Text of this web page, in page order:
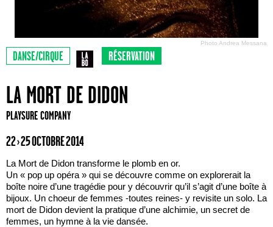
Photo Andrea Messana
DANSE/CIRQUE RÉSERVATION
LA MORT DE DIDON
PLAYSURE COMPANY
22 › 25 OCTOBRE 2014
La Mort de Didon transforme le plomb en or.
Un « pop up opéra » qui se découvre comme on explorerait la
boîte noire d’une tragédie pour y découvrir qu’il s’agit d’une boîte à
bijoux. Un choeur de femmes -toutes reines- y revisite un solo. La
mort de Didon devient la pratique d’une alchimie, un secret de
femmes, un hymne à la vie dansée.